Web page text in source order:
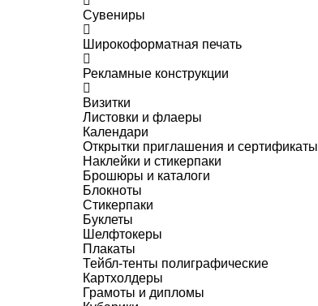
Сувениры
Широкоформатная печать
Рекламные конструкции
Визитки
Листовки и флаеры
Календари
Открытки приглашения и сертификаты
Наклейки и стикерпаки
Брошюры и каталоги
Блокноты
Стикерпаки
Буклеты
Шелфтокеры
Плакаты
Тейбл-тенты полиграфические
Картхолдеры
Грамоты и дипломы